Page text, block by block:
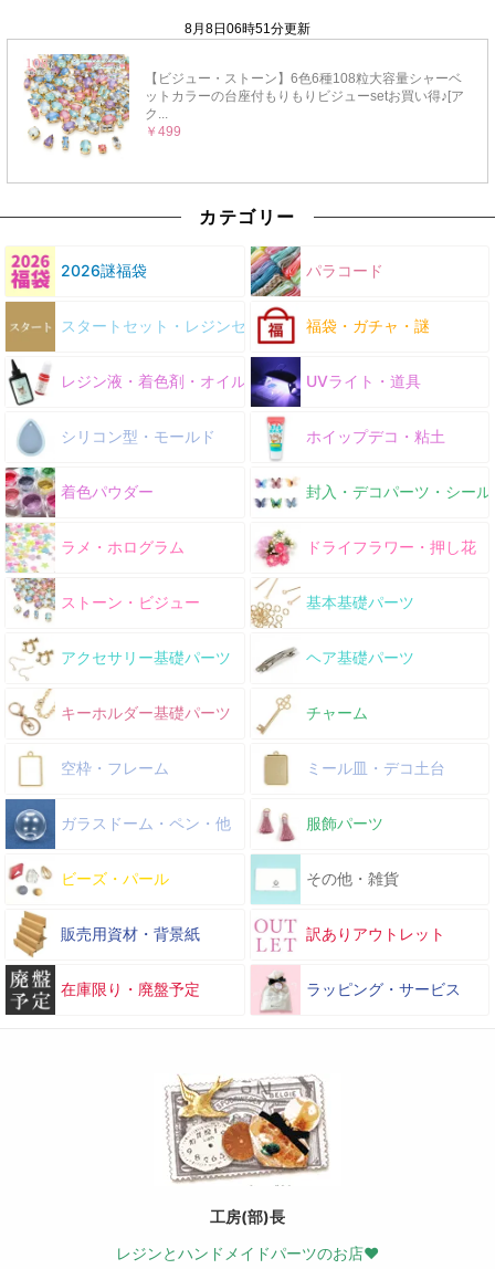
カテゴリー
2026謎福袋 パラコード
スタートセット・レジンセット 福袋・ガチャ・謎
レジン液・着色剤・オイル UVライト・道具
シリコン型・モールド ホイップデコ・粘土
着色パウダー 封入・デコパーツ・シール
ラメ・ホログラム ドライフラワー・押し花
ストーン・ビジュー 基本基礎パーツ
アクセサリー基礎パーツ ヘア基礎パーツ
キーホルダー基礎パーツ チャーム
空枠・フレーム ミール皿・デコ土台
ガラスドーム・ペン・他 服飾パーツ
ビーズ・パール その他・雑貨
販売用資材・背景紙 訳ありアウトレット
在庫限り・廃盤予定 ラッピング・サービス
工房(部)長
レジンとハンドメイドパーツのお店♥